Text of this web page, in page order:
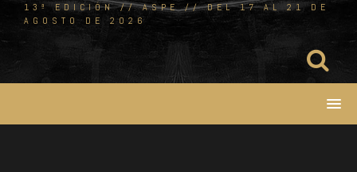
13ª EDICIÓN // ASPE // DEL 17 AL 21 DE
AGOSTO DE 2026